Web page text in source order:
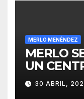
MERLO MENÉNDEZ
MERLO
UN
PARA EL
30 ABRIL,